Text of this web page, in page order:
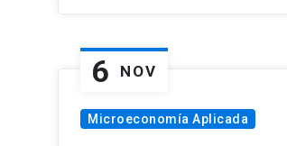
6 NOV
Microeconomía Aplicada